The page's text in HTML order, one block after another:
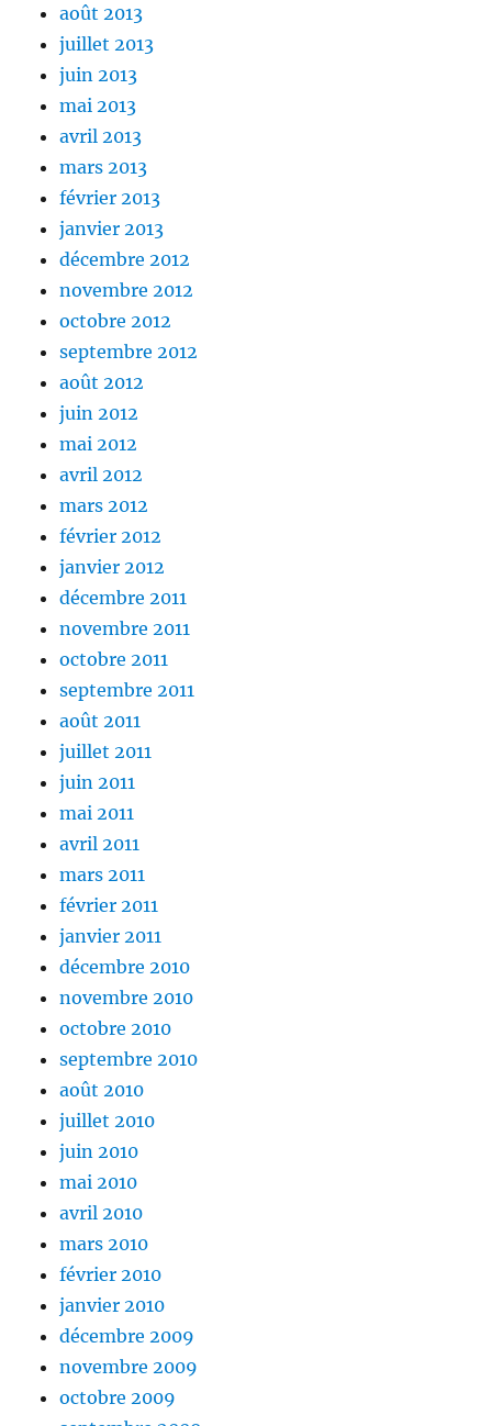
août 2013
juillet 2013
juin 2013
mai 2013
avril 2013
mars 2013
février 2013
janvier 2013
décembre 2012
novembre 2012
octobre 2012
septembre 2012
août 2012
juin 2012
mai 2012
avril 2012
mars 2012
février 2012
janvier 2012
décembre 2011
novembre 2011
octobre 2011
septembre 2011
août 2011
juillet 2011
juin 2011
mai 2011
avril 2011
mars 2011
février 2011
janvier 2011
décembre 2010
novembre 2010
octobre 2010
septembre 2010
août 2010
juillet 2010
juin 2010
mai 2010
avril 2010
mars 2010
février 2010
janvier 2010
décembre 2009
novembre 2009
octobre 2009